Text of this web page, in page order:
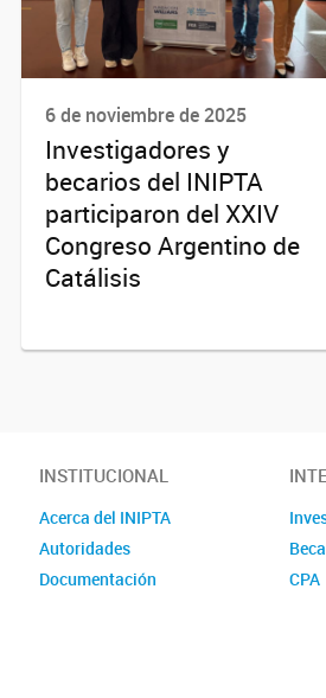
6 de noviembre de 2025
Investigadores y
becarios del INIPTA
participaron del XXIV
Congreso Argentino de
Catálisis
INSTITUCIONAL
Acerca del INIPTA
Autoridades
Documentación
CPA